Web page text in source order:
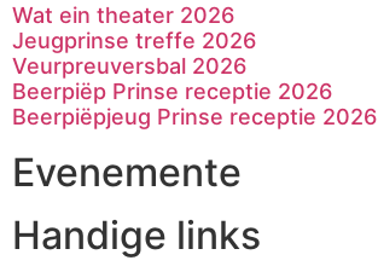
Wat ein theater 2026
Jeugprinse treffe 2026
Veurpreuversbal 2026
Beerpiëp Prinse receptie 2026
Beerpiëpjeug Prinse receptie 2026
Evenemente
Handige links